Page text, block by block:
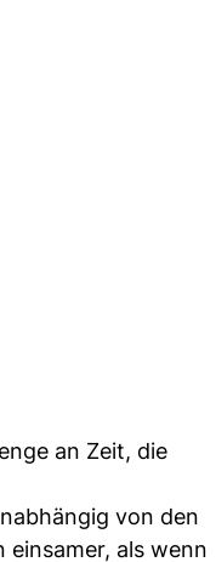
an Zeit, die
von den
als wenn